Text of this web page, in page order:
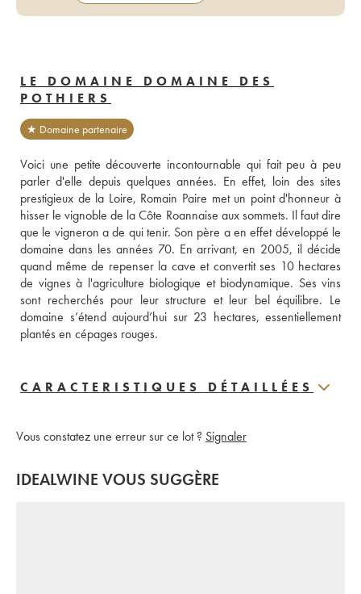
LE DOMAINE DOMAINE DES
POTHIERS
★ Domaine partenaire
Voici une petite découverte incontournable qui fait peu à peu
parler d'elle depuis quelques années. En effet, loin des sites
prestigieux de la Loire, Romain Paire met un point d'honneur à
hisser le vignoble de la Côte Roannaise aux sommets. Il faut dire
que le vigneron a de qui tenir. Son père a en effet développé le
domaine dans les années 70. En arrivant, en 2005, il décide
quand même de repenser la cave et convertit ses 10 hectares
de vignes à l'agriculture biologique et biodynamique. Ses vins
sont recherchés pour leur structure et leur bel équilibre. Le
domaine s’étend aujourd’hui sur 23 hectares, essentiellement
plantés en cépages rouges.
CARACTERISTIQUES DÉTAILLÉES
Vous constatez une erreur sur ce lot ? Signaler
IDEALWINE VOUS SUGGÈRE